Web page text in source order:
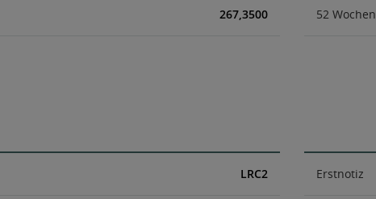
267,3500 52
LRC2 Erstnotiz